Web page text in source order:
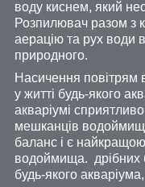
воду киснем, який
Розпилювач разом з
аерацію та рух води
природного.
Насичення
у житті будь-якого
акваріумі
мешканців
баланс і є
водоймища. дрібних
будь-якого